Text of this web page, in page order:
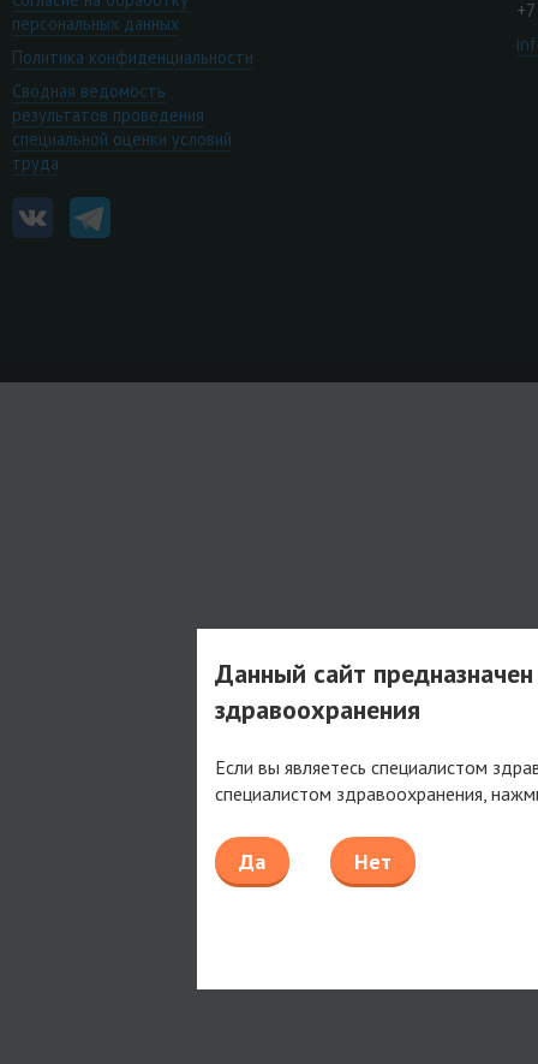
персональных данных
Политика конфиденциальности
Сводная ведомость
результатов проведения
специальной оценки условий
труда
Данный сайт
здравоохранения
Если вы являетесь специалистом
специалистом здравоохранения,
Да Нет